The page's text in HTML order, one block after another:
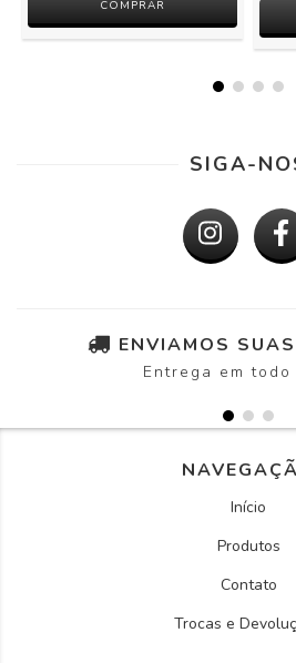
SIGA-
ENVIAMOS
Entrega em
Início
Produtos
Contato
Trocas e